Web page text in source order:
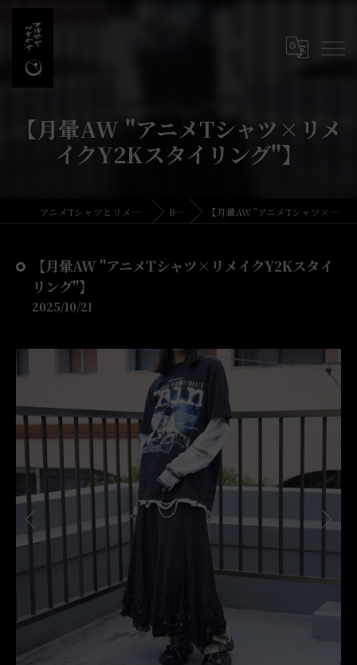
【月暈AW "アニメTシャツ×リメ
イクY2Kスタイリング"】
アニメTシャツとリメイク・古着の古着屋月暈 BLOG 【月暈AW "アニメTシャツ×リメイクY2Kスタイリング"】
【月暈AW "アニメTシャツ×リメイクY2Kスタイ
リング"】
2025/10/21